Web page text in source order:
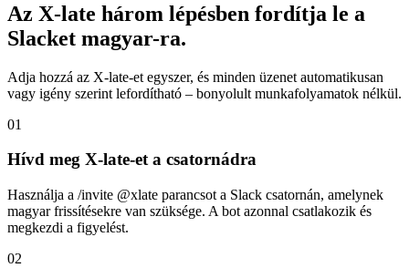
Az X-late három lépésben fordítja le a
Slacket magyar-ra.
Adja hozzá az X-late-et egyszer, és minden üzenet automatikusan
vagy igény szerint lefordítható – bonyolult munkafolyamatok nélkül.
01
Hívd meg X-late-et a csatornádra
Használja a /invite @xlate parancsot a Slack csatornán, amelynek
magyar frissítésekre van szüksége. A bot azonnal csatlakozik és
megkezdi a figyelést.
02